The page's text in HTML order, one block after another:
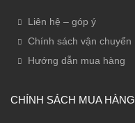
Liên hệ – góp ý
Chính sách vận chuyển
Hướng dẫn mua hàng
CHÍNH SÁCH MUA HÀNG